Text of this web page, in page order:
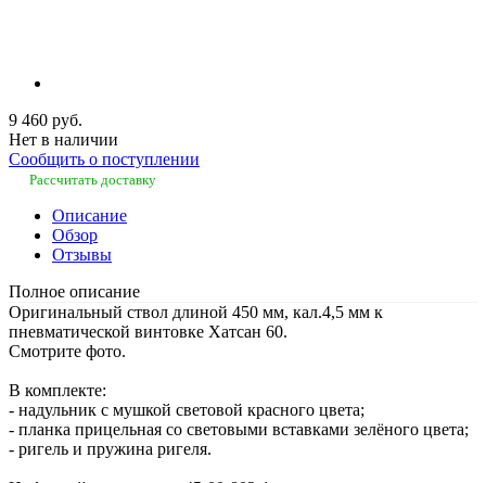
9 460 руб.
Нет в наличии
Сообщить о поступлении
Рассчитать доставку
Описание
Обзор
Отзывы
Полное описание
Оригинальный ствол длиной 450 мм, кал.4,5 мм к
пневматической винтовке Хатсан 60.
Смотрите фото.
В комплекте:
- надульник с мушкой световой красного цвета;
- планка прицельная со световыми вставками зелёного цвета;
- ригель и пружина ригеля.